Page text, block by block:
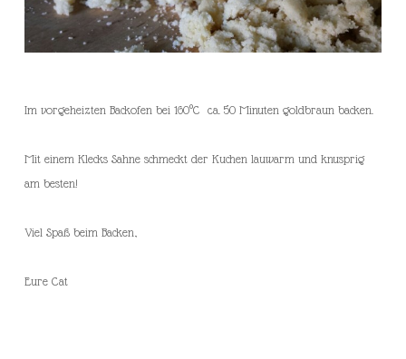
Im vorgeheizten Backofen bei 160°C ca. 50 Minuten goldbraun backen.
Mit einem Klecks Sahne schmeckt der Kuchen lauwarm und knusprig
am besten!
Viel Spaß beim Backen,
Eure Cat